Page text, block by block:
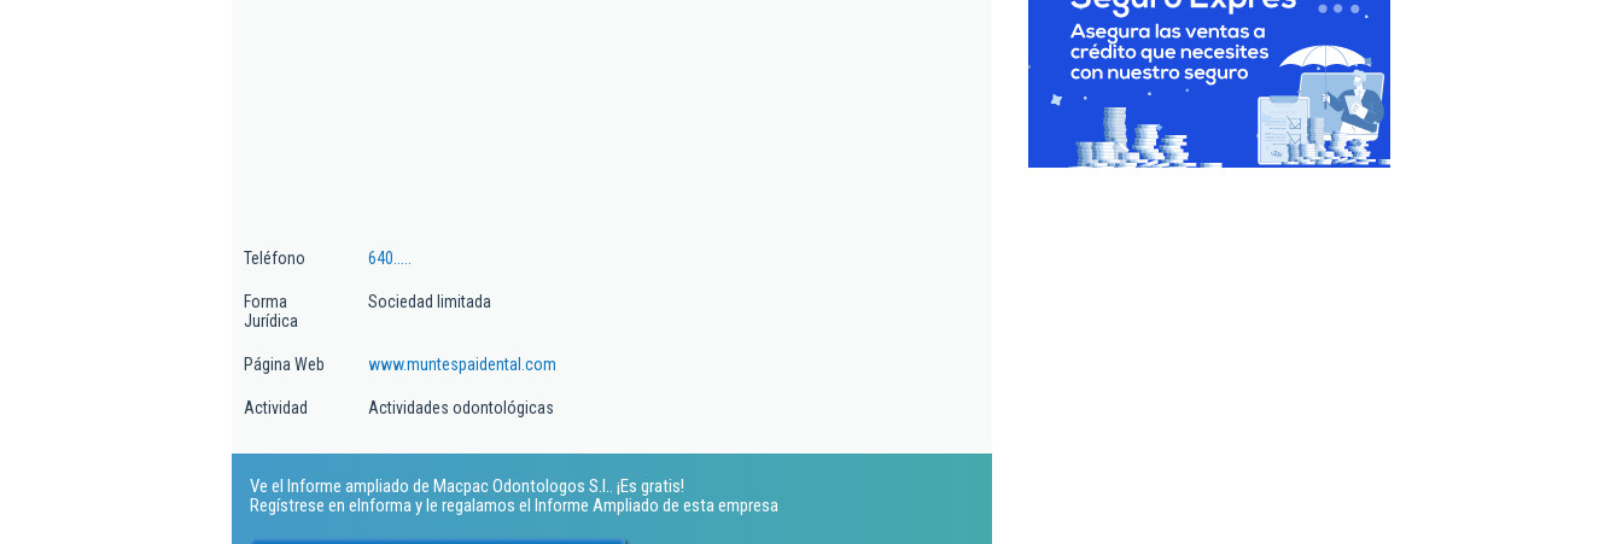
Teléfono 640.....
Forma
Jurídica
Sociedad limitada
Página Web www.muntespaidental.com
Actividad Actividades odontológicas
Ve el Informe ampliado de Macpac Odontologos S.l.. ¡Es gratis!
Regístrese en eInforma y le regalamos el Informe Ampliado de esta empresa